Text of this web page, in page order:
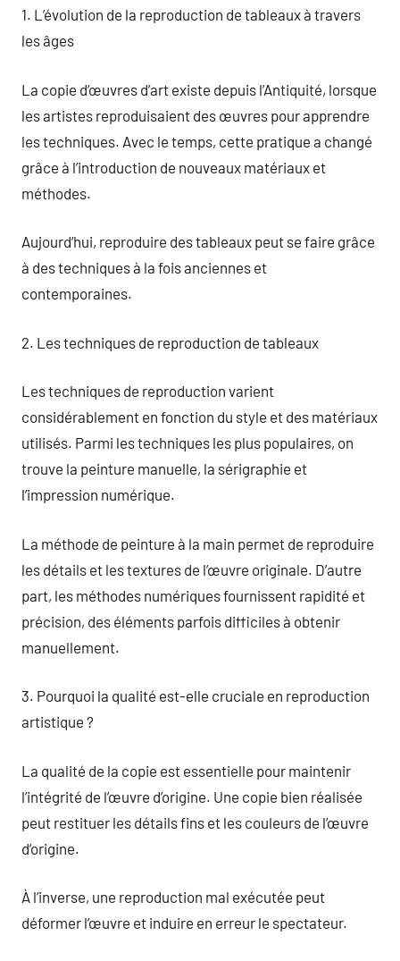
1. L’évolution de la reproduction de tableaux à travers
les âges
La copie d’œuvres d’art existe depuis l’Antiquité, lorsque
les artistes reproduisaient des œuvres pour apprendre
les techniques. Avec le temps, cette pratique a changé
grâce à l’introduction de nouveaux matériaux et
méthodes.
Aujourd’hui, reproduire des tableaux peut se faire grâce
à des techniques à la fois anciennes et
contemporaines.
2. Les techniques de reproduction de tableaux
Les techniques de reproduction varient
considérablement en fonction du style et des matériaux
utilisés. Parmi les techniques les plus populaires, on
trouve la peinture manuelle, la sérigraphie et
l’impression numérique.
La méthode de peinture à la main permet de reproduire
les détails et les textures de l’œuvre originale. D’autre
part, les méthodes numériques fournissent rapidité et
précision, des éléments parfois difficiles à obtenir
manuellement.
3. Pourquoi la qualité est-elle cruciale en reproduction
artistique ?
La qualité de la copie est essentielle pour maintenir
l’intégrité de l’œuvre d’origine. Une copie bien réalisée
peut restituer les détails fins et les couleurs de l’œuvre
d’origine.
À l’inverse, une reproduction mal exécutée peut
déformer l’œuvre et induire en erreur le spectateur.